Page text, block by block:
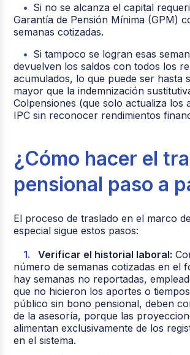
Si no se alcanza el capital
Garantía de Pensión Mínima (GPM)
semanas cotizadas.
Si tampoco se logran esas
devuelven los saldos con todos los
acumulados, lo que puede ser hasta
mayor que la indemnización
Colpensiones (que solo actualiza los
IPC sin reconocer rendimientos
¿Cómo hacer el
pensional paso a
El proceso de traslado en el marco
especial sigue estos pasos:
Verificar el historial laboral:
número de semanas cotizadas en el
hay semanas no reportadas,
que no hicieron los aportes o
público sin bono pensional, deben
de la asesoría, porque las
alimentan exclusivamente de los
en el sistema.